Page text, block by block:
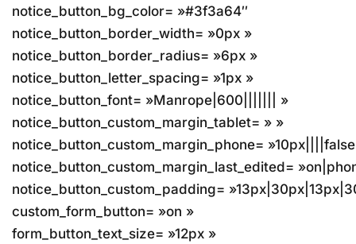
notice_button_bg_color= »#3f3a64″
notice_button_border_width= »0px »
notice_button_border_radius= »6px »
notice_button_letter_spacing= »1px »
notice_button_font= »Manrope|600||||||| »
notice_button_custom_margin_tablet= » »
notice_button_custom_margin_phone=
notice_button_custom_margin_last_edited=
notice_button_custom_padding=
custom_form_button= »on »
form_button_text_size= »12px »